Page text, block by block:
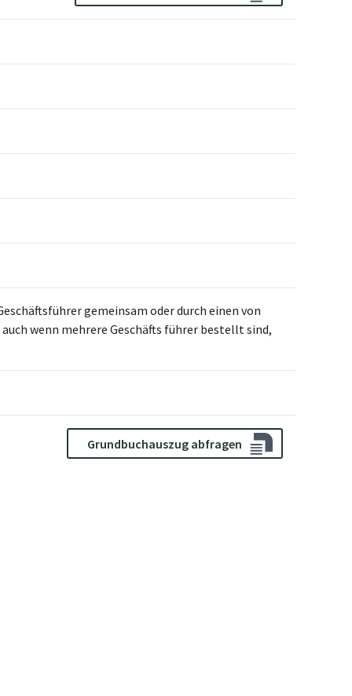
gemeinsam oder durch einen von
wenn mehrere Geschäfts führer bestellt sind,
Grundbuchauszug abfragen